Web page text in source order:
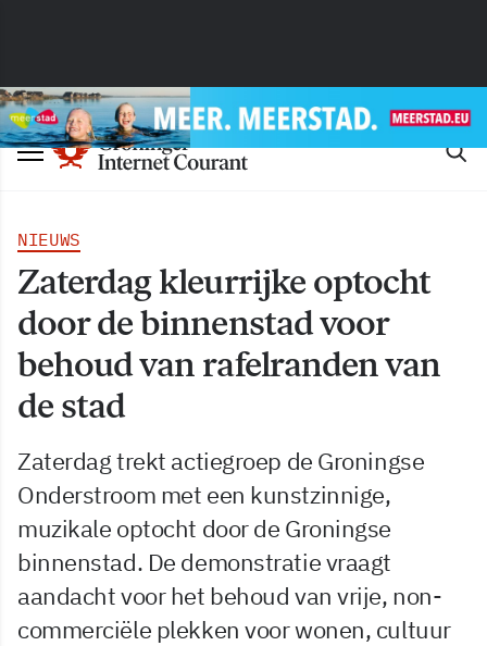
NIEUWS
Zaterdag kleurrijke optocht
door de binnenstad voor
behoud van rafelranden van
de stad
Zaterdag trekt actiegroep de Groningse
Onderstroom met een kunstzinnige,
muzikale optocht door de Groningse
binnenstad. De demonstratie vraagt
aandacht voor het behoud van vrije, non-
commerciële plekken voor wonen, cultuur